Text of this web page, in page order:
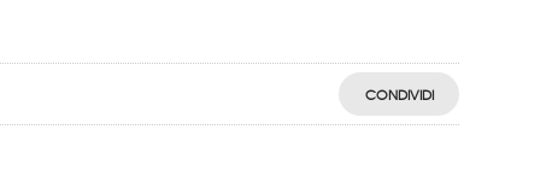
CONDIVIDI